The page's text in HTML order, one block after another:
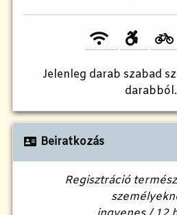
Jelenleg darab szabad
darabból.
Beiratkozás
Regisztráció